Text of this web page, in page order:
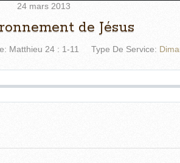
24 mars 2013
de Jésus
Matthieu 24 : 1-11 Type De Service: